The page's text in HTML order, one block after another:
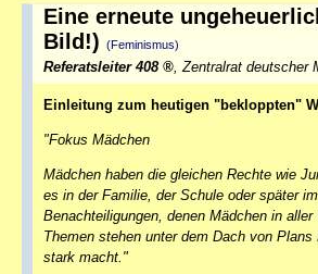
Eine erneute
Bild!) (Feminismus)
Referatsleiter 408 Zentralrat deutscher
Einleitung zum heutigen "bekloppten"
"Fokus Mädchen
Mädchen haben die gleichen Rechte wie
es in der Familie, der Schule oder später
Benachteiligungen, denen Mädchen in
Themen stehen unter dem Dach von
stark macht."